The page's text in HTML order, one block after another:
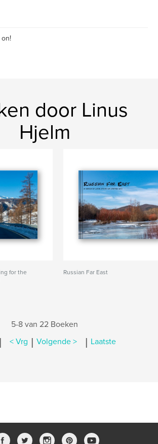
door Linus
Hjelm
for the
Russian Far East
5-8 van 22 Boeken
| < Vrg | Volgende > | Laatste